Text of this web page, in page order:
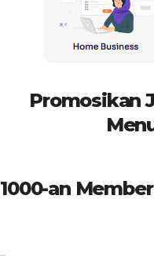
Promosikan
1000-an